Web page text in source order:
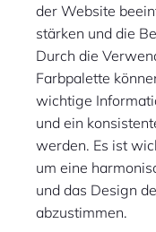
der Website
stärken und die
Durch die
Farbpalette
wichtige
und ein
werden. Es ist
um eine
und das Design
abzustimmen.